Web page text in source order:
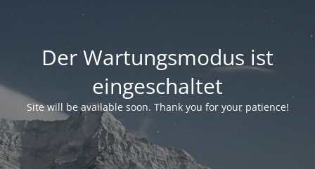
Der Wartungsmodus ist
eingeschaltet
Site will be available soon. Thank you for your patience!